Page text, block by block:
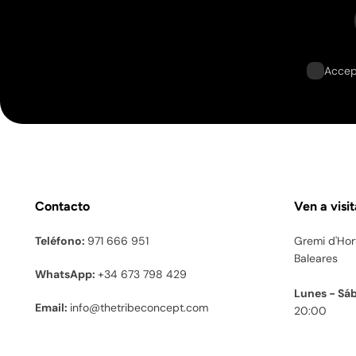
Alemania, Austria, Bélgica, Francia, Italia,
14.99€ para compras inferiores a 200€
GLS
Envío Europa Zona 2
Bulgaria, Croacia, Dinamarca, Eslovaquia,
19.99€ para compras inferiores a 200€
Contacto
Teléfono: 971 666 951
WhatsApp: +34 673 798 429
Email: info@thetribeconcept.com
Ven a
Gremi
Baleares
Lunes -
20:00